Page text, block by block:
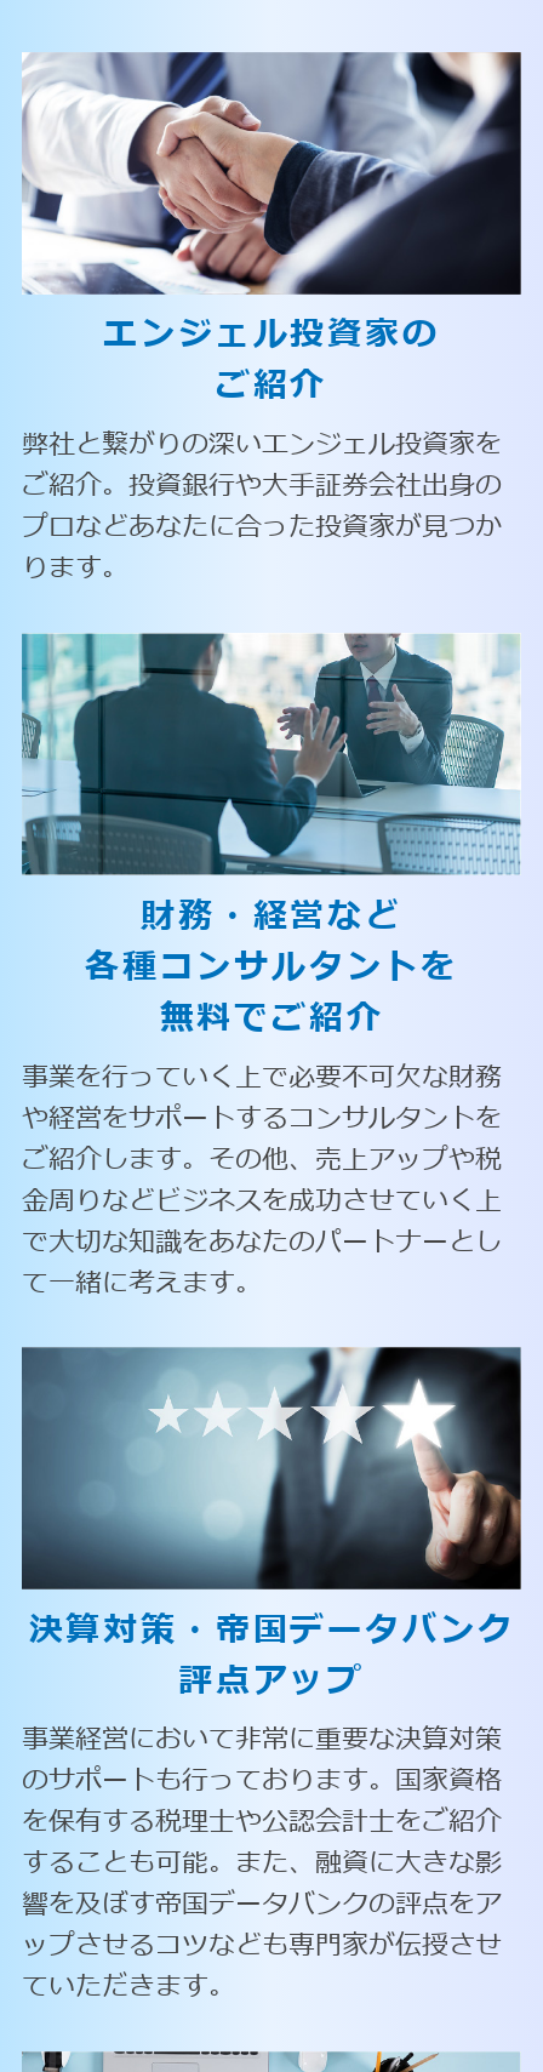
エンジェル投資家の
ご紹介
弊社と繋がりの深いエンジェル投資家を
ご紹介。投資銀行や大手証券会社出身の
プロなどあなたに合った投資家が見つか
ります。
財務・経営など
各種コンサルタントを
無料でご紹介
事業を行っていく上で必要不可欠な財務
や経営をサポートするコンサルタントを
ご紹介します。その他、売上アップや税
金周りなどビジネスを成功させていく上
で大切な知識をあなたのパートナーとし
て一緒に考えます。
決算対策・ 帝国データバンク
評点アップ
事業経営において非常に重要な決算対策
のサポートも行っております。国家資格
を保有する税理士や公認会計士をご紹介
することも可能。また、融資に大きな影
響を及ぼす帝国データバンクの評点をア
ップさせるコツなども専門家が伝授させ
ていただきます。